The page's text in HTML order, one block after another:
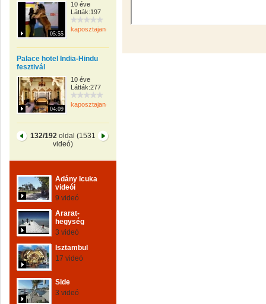
05:55
10 éve
Látták:197
kaposztajanos
Palace hotel India-Hindu
fesztivál
04:09
10 éve
Látták:277
kaposztajanos
132/192 oldal (1531
videó)
Ádány Icuka
videói
9 videó
Ararat-
hegység
3 videó
Isztambul
17 videó
Side
3 videó